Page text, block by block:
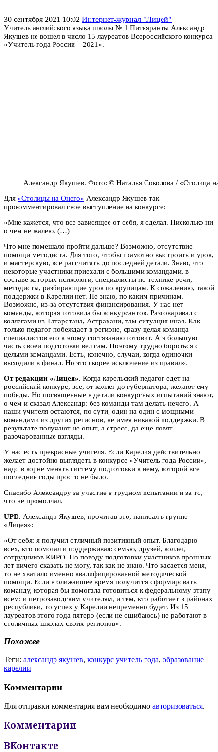
30 сентября 2021 10:02 Интернет-журнал "Лицей"
Учитель английского языка школы № 1 Питкяранты Александр
Якушев не вошел в число 15 лауреатов Всероссийского конкурса
«Учитель года России – 2021».
Александр Якушев. Фото: © Наталья Соколова / «Столица
Для «Столицы на Онего» Александр Якушев так
прокомментировал свое выступление на конкурсе:
«Мне кажется, что все зависящее от себя, я сделал. Нисколько ни
о чем не жалею. (…)
Что мне помешало пройти дальше? Возможно, отсутствие
помощи методиста. Для того, чтобы грамотно выстроить и урок,
и мастерскую, все рассчитать до последней детали. Знаю, что
некоторые участники приехали с большими командами, в
составе которых психологи, специалисты по технике речи,
методисты, разбирающие урок по крупицам. К сожалению, такой
поддержки в Карелии нет. Не знаю, по каким причинам.
Возможно, из-за отсутствия финансирования. У нас нет
команды, которая готовила бы конкурсантов. Разговаривал с
коллегами из Татарстана, Астрахани, там ситуация иная. Как
только педагог побеждает в регионе, сразу целая команда
специалистов его к этому состязанию готовит. А я большую
часть своей подготовки вел сам. Поэтому трудно бороться с
целыми командами. Есть, конечно, случаи, когда одиночки
выходили в финал. Но это скорее исключение из правил».
От редакции «Лицея». Когда карельский педагог едет на
российский конкурс, все, от коллег до губернатора, желают ему
победы. Но посвященные в детали конкурсных испытаний знают,
о чем и сказал Александр: без команды там делать нечего. А
наши учителя остаются, по сути, один на один с мощными
командами из других регионов, не имея никакой поддержки. В
результате получают не опыт, а стресс, да еще ловят
разочарованные взгляды.
У нас есть прекрасные учителя. Если Карелия действительно
желает достойно выглядеть в конкурсе «Учитель года России»,
надо в корне менять систему подготовки к нему, которой все
последние годы просто не было.
Спасибо Александру за участие в трудном испытании и за то,
что не промолчал.
UPD. Александр Якушев, прочитав это, написал в группе
«Лицея»:
«От себя: я получил отличный позитивный опыт. Благодарю
всех, кто помогал и поддерживал: семью, друзей, коллег,
сотрудников КИРО. По поводу подготовки участников прошлых
лет ничего сказать не могу, так как не знаю. Что касается меня,
то не хватило именно квалифицированной методической
помощи. Если в ближайшее время получится сформировать
команду, которая бы помогала готовиться к федеральному этапу
всем: и петрозаводским учителям, и тем, кто работает в районах
республики, то успех у Карелии непременно будет. Из 15
лауреатов этого года пятеро (если не ошибаюсь) не работают в
столичных школах своих регионов».
Похожее
Теги: александр якушев, конкурс учитель года, образование
карелии
Комментарии
Для отправки комментария вам необходимо авторизоваться.
Комментарии
ВКонтакте